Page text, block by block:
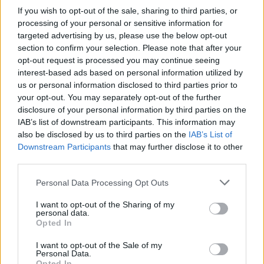
If you wish to opt-out of the sale, sharing to third parties, or
processing of your personal or sensitive information for
targeted advertising by us, please use the below opt-out
section to confirm your selection. Please note that after your
opt-out request is processed you may continue seeing
interest-based ads based on personal information utilized by
us or personal information disclosed to third parties prior to
your opt-out. You may separately opt-out of the further
disclosure of your personal information by third parties on the
IAB’s list of downstream participants. This information may
also be disclosed by us to third parties on the IAB’s List of
Downstream Participants that may further disclose it to other
Personal Data Processing Opt Outs
I want to opt-out of the Sharing of my
personal data.
Opted In
I want to opt-out of the Sale of my
Personal Data.
Úterní válka v ulicích Prahy objektivem EkoListu
28.9.2000 14:50 | PRAHA (EkoList)
Se zpožděním vám nabízíme fotografie z úterý 26. září, kdy se
demonstranti, mezi nimiž převládali zahraniční anarchisté a mladí
komunisté, pokusili zaútočit na Kongresové centrum, kde právě
probíhal zahajovací ceremoniál Výročního zasedáníSvětové banky
(SB)a Mezinárodního měnového fondu (MMF). Demonstranti se
rozdělili na dva velké proudy, z nichž jeden skončil na Nuselském
mostě a druhý se vydal přes Karlovo náměstí pod Vyšehrad. V
Lumírově ulici pak agresivní a rozvášněný dav zaútočil dlažebními
kostkami, kamením, cihlami a zápalnými lahvemi na policisty, kteří
se jim v přístupu ke Kongresovému centru snažili zabránit. Pouliční
bitky pokračovaly ještě ve večerních hodinách, kdy profesionální
restauraceMcDonaldsna Václavském náměstí a rozbily výlohy
prodejnyMercedes-Benzna Vinohradské třídě a několika poboček
v centru Prahy. Klid v ulicích se policistům podařilo obnovit až
kolem půlnoci.
Reportér EkoListu surově zbit skinheady